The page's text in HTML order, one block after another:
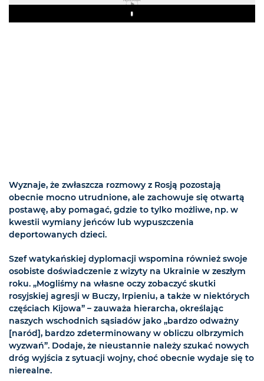
Play
Wyznaje, że zwłaszcza rozmowy z Rosją pozostają
obecnie mocno utrudnione, ale zachowuje się otwartą
postawę, aby pomagać, gdzie to tylko możliwe, np. w
kwestii wymiany jeńców lub wypuszczenia
deportowanych dzieci.
Szef watykańskiej dyplomacji wspomina również swoje
osobiste doświadczenie z wizyty na Ukrainie w zeszłym
roku. „Mogliśmy na własne oczy zobaczyć skutki
rosyjskiej agresji w Buczy, Irpieniu, a także w niektórych
częściach Kijowa” – zauważa hierarcha, określając
naszych wschodnich sąsiadów jako „bardzo odważny
[naród], bardzo zdeterminowany w obliczu olbrzymich
wyzwań”. Dodaje, że nieustannie należy szukać nowych
dróg wyjścia z sytuacji wojny, choć obecnie wydaje się to
nierealne.